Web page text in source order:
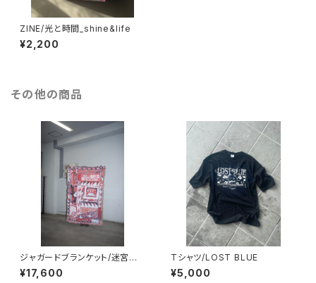
ZINE/光と時間_shine&life
¥2,200
その他の商品
ジャガードブランケット/迷宮の
凱旋
¥17,600
Tシャツ/LOST BLUE
¥5,000